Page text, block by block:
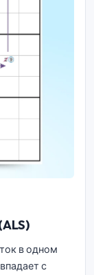
в одном
с